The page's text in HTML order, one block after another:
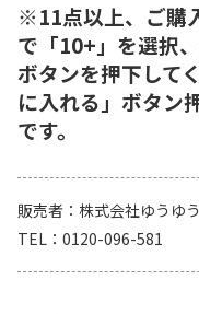
※11点以上、ご購
で「10+」を選択
ボタンを押下して
に入れる」ボタン
です。
販売者
株式会社ゆうゆ
TEL
0120-096-581